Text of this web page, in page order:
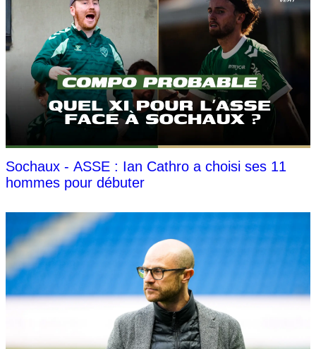
Sochaux - ASSE : Ian Cathro a choisi ses 11
hommes pour débuter